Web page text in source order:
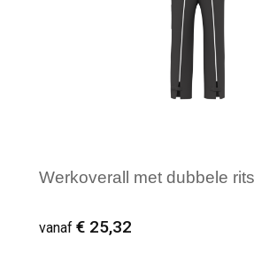
Werkoverall met dubbele
vanaf € 25,32